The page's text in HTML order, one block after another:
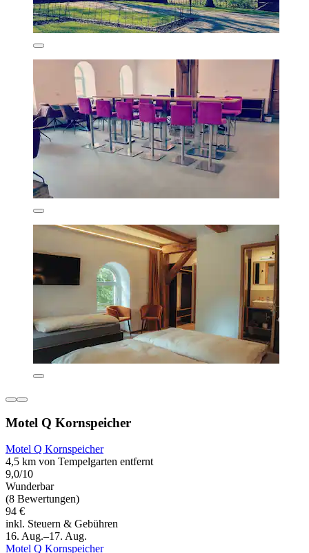
Motel Q Kornspeicher
Motel Q Kornspeicher
4,5 km von Tempelgarten entfernt
9,0/10
Wunderbar
(8 Bewertungen)
94 €
inkl. Steuern & Gebühren
16. Aug.–17. Aug.
Motel Q Kornspeicher